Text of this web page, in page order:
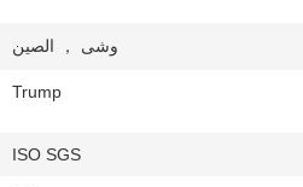
وشى ， الصين
Trump
ISO SGS